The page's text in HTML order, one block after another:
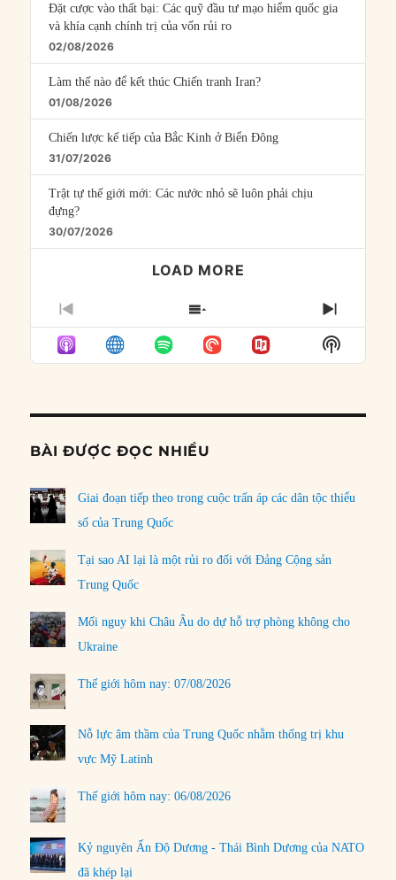
Đặt cược vào thất bại: Các quỹ đầu tư mạo hiểm quốc gia
và khía cạnh chính trị của vốn rủi ro
02/08/2026
Làm thế nào để kết thúc Chiến tranh Iran?
01/08/2026
Chiến lược kế tiếp của Bắc Kinh ở Biển Đông
31/07/2026
Trật tự thế giới mới: Các nước nhỏ sẽ luôn phải chịu
đựng?
30/07/2026
LOAD MORE
PREVIOUS
EPISODE
SHOW
EPISODES
LIST
NEXT
Show
Podcast
BÀI ĐƯỢC ĐỌC NHIỀU
Giai đoạn tiếp theo trong cuộc trấn áp các dân tộc thiểu
số của Trung Quốc
Tại sao AI lại là một rủi ro đối với Đảng Cộng sản
Trung Quốc
Mối nguy khi Châu Âu do dự hỗ trợ phòng không cho
Ukraine
Thế giới hôm nay: 07/08/2026
Nỗ lực âm thầm của Trung Quốc nhằm thống trị khu
vực Mỹ Latinh
Thế giới hôm nay: 06/08/2026
Kỷ nguyên Ấn Độ Dương - Thái Bình Dương của NATO
đã khép lại